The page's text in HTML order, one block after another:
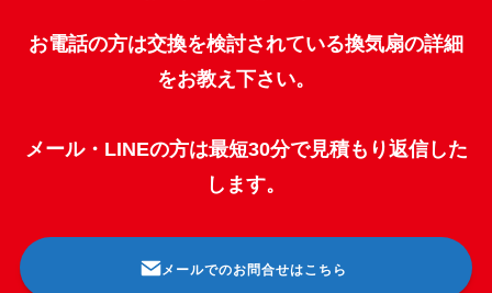
お電話の方は交換を検討されている換気扇の詳細
をお教え下さい。
メール・LINEの方は最短30分で見積もり返信した
します。
メールでのお問合せはこちら